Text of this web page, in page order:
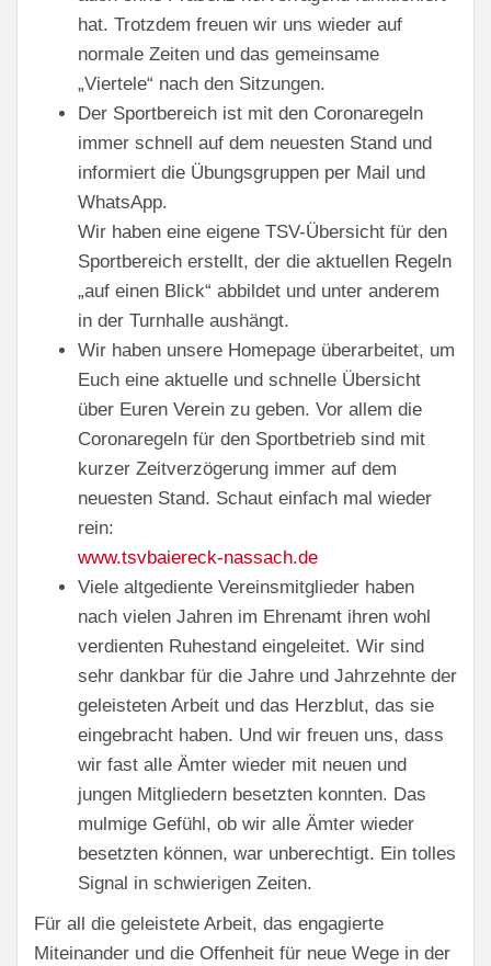
hat. Trotzdem freuen wir uns wieder auf
normale Zeiten und das gemeinsame
„Viertele“ nach den Sitzungen.
Der Sportbereich ist mit den Coronaregeln
immer schnell auf dem neuesten Stand und
informiert die Übungsgruppen per Mail und
WhatsApp.
Wir haben eine eigene TSV-Übersicht für den
Sportbereich erstellt, der die aktuellen Regeln
„auf einen Blick“ abbildet und unter anderem
in der Turnhalle aushängt.
Wir haben unsere Homepage überarbeitet, um
Euch eine aktuelle und schnelle Übersicht
über Euren Verein zu geben. Vor allem die
Coronaregeln für den Sportbetrieb sind mit
kurzer Zeitverzögerung immer auf dem
neuesten Stand. Schaut einfach mal wieder
rein:
www.tsvbaiereck-nassach.de
Viele altgediente Vereinsmitglieder haben
nach vielen Jahren im Ehrenamt ihren wohl
verdienten Ruhestand eingeleitet. Wir sind
sehr dankbar für die Jahre und Jahrzehnte der
geleisteten Arbeit und das Herzblut, das sie
eingebracht haben. Und wir freuen uns, dass
wir fast alle Ämter wieder mit neuen und
jungen Mitgliedern besetzten konnten. Das
mulmige Gefühl, ob wir alle Ämter wieder
besetzten können, war unberechtigt. Ein tolles
Signal in schwierigen Zeiten.
Für all die geleistete Arbeit, das engagierte
Miteinander und die Offenheit für neue Wege in der